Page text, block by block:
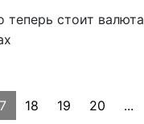
теперь стоит
18 19 20 ...